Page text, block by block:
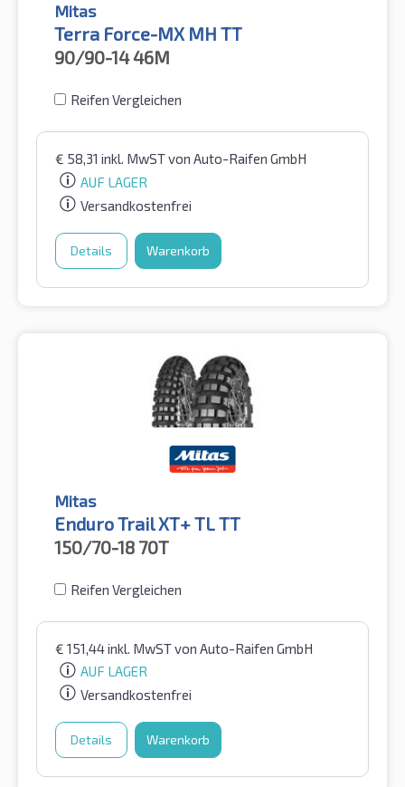
Mitas
Terra Force-MX MH TT
90/90-1446M
Reifen Vergleichen
€ 58,31 inkl. MwSTvon Auto-Raifen GmbH
AUF LAGER
Versandkostenfrei
Details Warenkorb
Mitas
Enduro Trail XT+ TL TT
150/70-18 70T
Reifen Vergleichen
€ 151,44inkl. MwSTvon Auto-Raifen GmbH
AUF LAGER
Versandkostenfrei
Details Warenkorb